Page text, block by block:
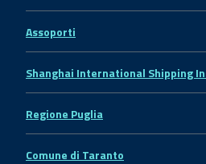
Assoporti
Shanghai International Shipping
Regione Puglia
Comune di Taranto